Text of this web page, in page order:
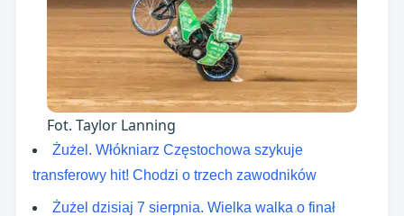
Fot. Taylor Lanning
Żużel. Włókniarz Częstochowa szykuje
transferowy hit! Chodzi o trzech zawodników
Żużel dzisiaj 7 sierpnia. Wielka walka o finał